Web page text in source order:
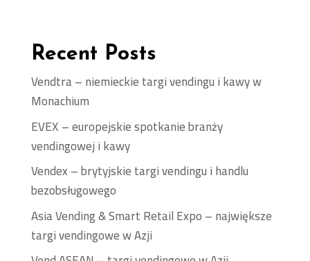
Recent Posts
Vendtra – niemieckie targi vendingu i kawy w
Monachium
EVEX – europejskie spotkanie branży
vendingowej i kawy
Vendex – brytyjskie targi vendingu i handlu
bezobsługowego
Asia Vending & Smart Retail Expo – największe
targi vendingowe w Azji